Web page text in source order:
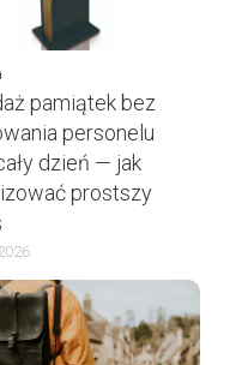
pamiątek bez
personelu
dzień — jak
prostszy